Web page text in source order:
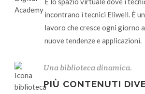
incontrano i tecnici Eliwell. È
lavoro che cresce ogni giorno
nuove tendenze e applicazioni.
Una biblioteca dinamica.
PIÙ CONTENUTI